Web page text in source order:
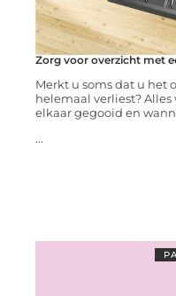
Zorg voor overzicht met
Merkt u soms dat u het
helemaal verliest?
elkaar gegooid en
...